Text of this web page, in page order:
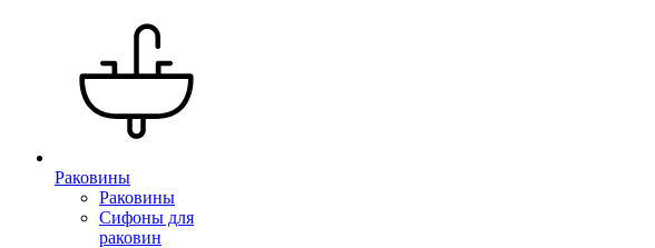
Раковины
Раковины
Сифоны для
раковин